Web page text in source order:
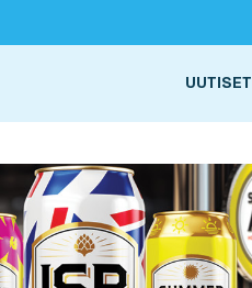
UUTISET